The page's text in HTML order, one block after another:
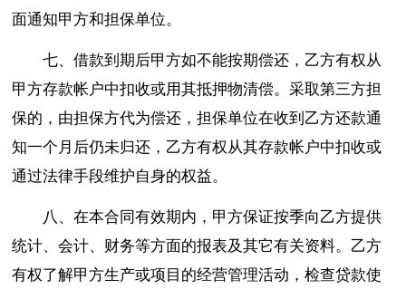
面通知甲方和担保单位。
七、借款到期后甲方如不能按期偿还，乙方有权从
甲方存款帐户中扣收或用其抵押物清偿。采取第三方担
保的，由担保方代为偿还，担保单位在收到乙方还款通
知一个月后仍未归还，乙方有权从其存款帐户中扣收或
通过法律手段维护自身的权益。
八、在本合同有效期内，甲方保证按季向乙方提供
统计、会计、财务等方面的报表及其它有关资料。乙方
有权了解甲方生产或项目的经营管理活动，检查贷款使